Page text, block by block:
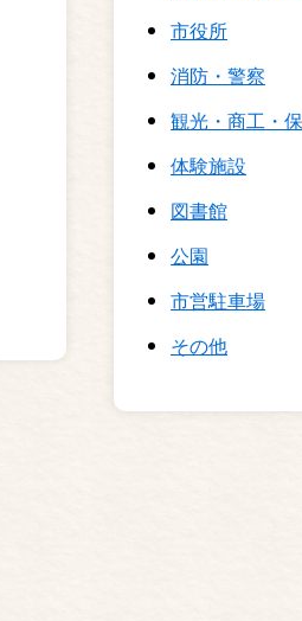
市役所
消防・警察
観光・商工・
体験施設
図書館
公園
市営駐車場
その他